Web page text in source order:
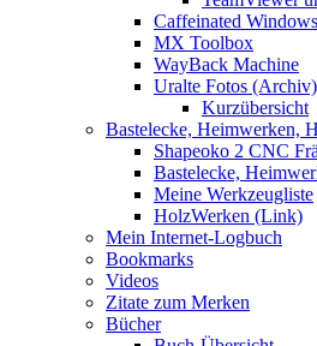
Caffeinated Windows
MX Toolbox
WayBack Machine
Uralte Fotos (Archiv)
Kurzübersicht
Bastelecke, Heimwerken,
Shapeoko 2 CNC
Bastelecke,
Meine Werkzeugliste
HolzWerken (Link)
Mein Internet-Logbuch
Bookmarks
Videos
Zitate zum Merken
Bücher